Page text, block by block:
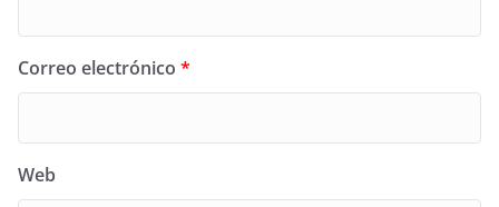
Correo electrónico *
Web